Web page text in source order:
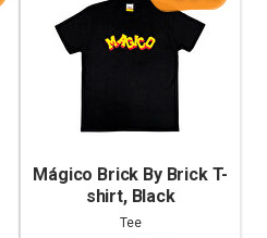
Mágico Brick By Brick T-
shirt, Black
Tee